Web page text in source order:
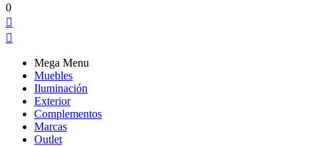
0


Mega Menu
Muebles
Iluminación
Exterior
Complementos
Marcas
Outlet